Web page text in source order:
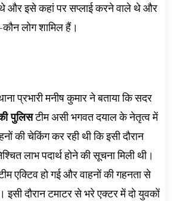
और इसे कहां पर सप्लाई करने वाले थे और
लोग शामिल हैं।
प्रभारी मनीष कुमार ने बताया कि सदर
पुलिसटीम असी भगवत दयाल के नेतृत्व में
की चेकिंग कर रही थी कि इसी दौरान
लाभ पदार्थ होने की सूचना मिली थी।
एक्टिव हो गई और वाहनों की गहनता से
दौरान टमाटर से भरे एक्टर में दो युवकों